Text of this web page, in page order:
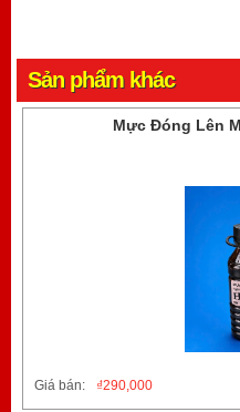
Sản phẩm khác
Mực Đóng Lên
Giá bán: 290,000
₫